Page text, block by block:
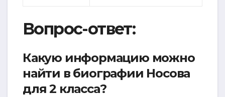
Вопрос-ответ:
Какую информацию можно
найти в биографии Носова
для 2 класса?